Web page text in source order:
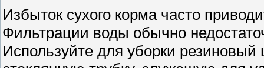
Избыток сухого корма часто
Фильтрации воды обычно
Используйте для уборки